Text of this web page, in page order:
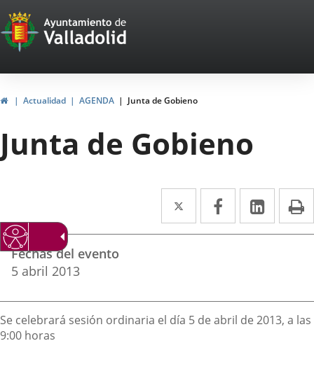
Portal
Web
del
Ayuntamiento
de
Valladolid
InicioActualidad AGENDA Junta de Gobieno
Junta de Gobieno
Twitter
Enlace
a
externa.
Facebook
Enlace
a
externa.
Enlace
a
Datos
del
evento
Fechas del evento
5 abril 2013
Descripción
Se celebrará sesión ordinaria el día 5 de abril de 2013, a las
9:00 horas